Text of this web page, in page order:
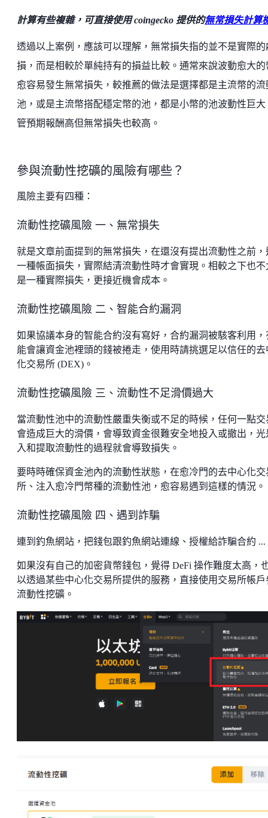
計算有些複雜，可直接使用 coingecko 提供的無常損失計算
透過以上案例，應該可以理解，無常損失指的並不是實際的
損，而是相較於單純持有的損益比較。通常來說波動愈大的
愈容易發生無常損失，較推薦的做法是選擇都是主流幣的流
池，或是主流幣搭配穩定幣的池，都是小幣的池波動性巨大
管預期報酬高但無常損失也較高。
參與流動性挖礦的風險有哪些？
風險主要有四種：
流動性挖礦風險 一、無常損失
就是文章前面提到的無常損失，在還沒有提出流動性之前，
一種帳面損失，實際結清流動性時才會實現。相較之下也不
是一種實際損失，更接近機會成本。
流動性挖礦風險 二、智能合約漏洞
如果協議本身的智能合約沒有寫好，合約漏洞被駭客利用，
能會讓資金池裡頭的錢被捲走，使用時請挑選足以信任的去
化交易所 (DEX)。
流動性挖礦風險 三、流動性不足滑價過大
當流動性池中的流動性嚴重失衡或不足的時候，任何一點交
會造成巨大的滑價，會導致資金很難安全地投入或撤出，光
入和提取流動性的過程就會導致損失。
要時時確保資金池內的流動性狀態，在愈冷門的去中心化交
所、注入愈冷門幣種的流動性池，愈容易遇到這樣的情況。
流動性挖礦風險 四、遇到詐騙
連到釣魚網站，把錢包跟釣魚網站連線、授權給詐騙合約 ...
如果沒有自己的加密貨幣錢包，覺得 DeFi 操作難度太高，
以透過某些中心化交易所提供的服務，直接使用交易所帳戶
流動性挖礦。